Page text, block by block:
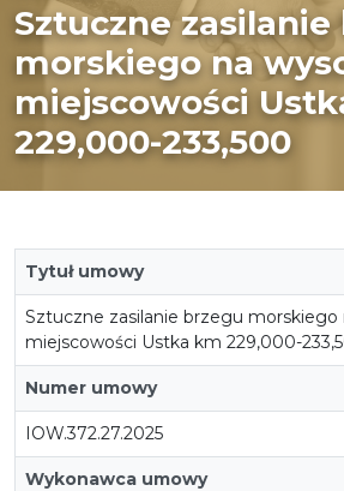
Sztuczne
morskiego na
miejscowości
229,000-233,500
Tytuł umowy
Sztuczne zasilanie brzegu morskiego
miejscowości Ustka km 229,000-
Numer umowy
IOW.372.27.2025
Wykonawca umowy